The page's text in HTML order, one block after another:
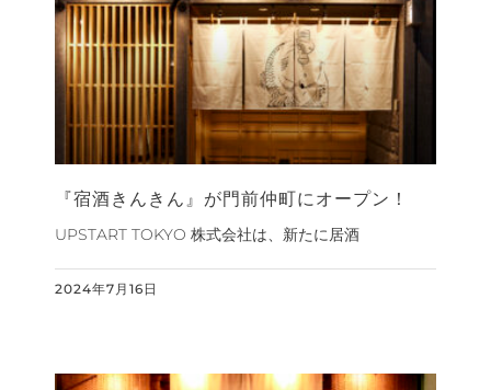
『宿酒きんきん』が門前仲町にオープン！
UPSTART TOKYO 株式会社は、新たに居酒
2024年7月16日